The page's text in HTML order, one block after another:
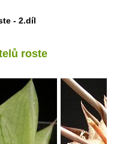
- 2.díl
roste